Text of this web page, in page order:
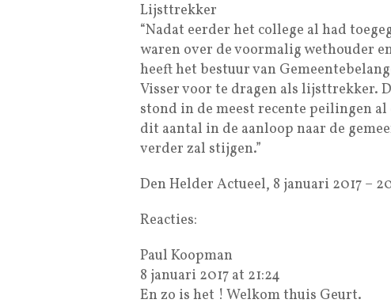
Lijsttrekker
“Nadat eerder het college al had
waren over de voormalig wethouder
heeft het bestuur van
Visser voor te dragen als lijsttrekker.
stond in de meest recente peilingen
dit aantal in de aanloop naar de
verder zal stijgen.”
Den Helder Actueel, 8 januari 2017 –
Reacties:
Paul Koopman
8 januari 2017 at 21:24
En zo is het ! Welkom thuis Geurt.